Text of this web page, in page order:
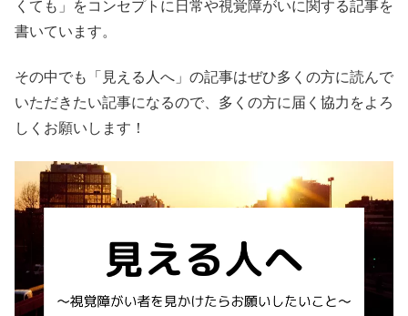
くても」をコンセプトに日常や視覚障がいに関する記事を
書いています。
その中でも「見える人へ」の記事はぜひ多くの方に読んで
いただきたい記事になるので、多くの方に届く協力をよろ
しくお願いします！